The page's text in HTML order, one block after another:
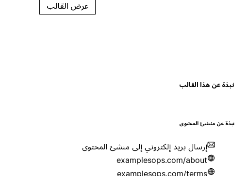
عرض القالب
نبذة عن هذا القالب
نبذة عن منشئ المحتوى
إرسال بريد إلكتروني إلى منشئ المحتوى
examplesops.com/about
examplesops.com/terms